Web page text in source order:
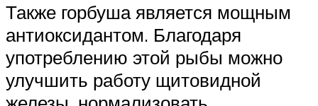
Также горбуша является мощным
антиоксидантом. Благодаря
употреблению этой рыбы можно
улучшить работу щитовидной